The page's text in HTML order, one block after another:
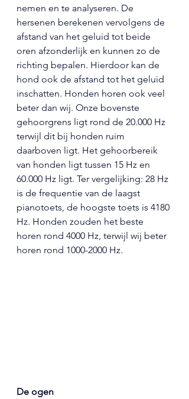
nemen en te analyseren. De
hersenen berekenen vervolgens de
afstand van het geluid tot beide
oren afzonderlijk en kunnen zo de
richting bepalen. Hierdoor kan de
hond ook de afstand tot het geluid
inschatten. Honden horen ook veel
beter dan wij. Onze bovenste
gehoorgrens ligt rond de 20.000 Hz
terwijl dit bij honden ruim
daarboven ligt. Het gehoorbereik
van honden ligt tussen 15 Hz en
60.000 Hz ligt. Ter vergelijking: 28 Hz
is de frequentie van de laagst
pianotoets, de hoogste toets is 4180
Hz. Honden zouden het beste
horen rond 4000 Hz, terwijl wij beter
horen rond 1000-2000 Hz.
De ogen